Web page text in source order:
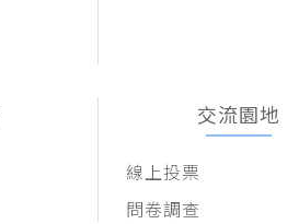
交流園地
線上投票
問卷調查